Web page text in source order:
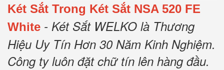
Két Sắt Trong Két Sắt NSA 520 FE
White - Két Sắt WELKO là Thương
Hiệu Uy Tín Hơn 30 Năm Kinh Nghiệm.
Công ty luôn đặt chữ tín lên hàng đầu.